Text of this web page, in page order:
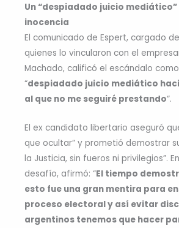
Un “despiadado juicio
inocencia
El comunicado de Espert, cargado
quienes lo vincularon con el
Machado, calificó el escándalo
“despiadado juicio mediático
al que no me seguiré prestando“.
El ex candidato libertario aseguró
que ocultar” y prometió demostrar
la Justicia, sin fueros ni privilegios”.
desafío, afirmó: “El tiempo
esto fue una gran mentira para
proceso electoral y así evitar
argentinos tenemos que hacer